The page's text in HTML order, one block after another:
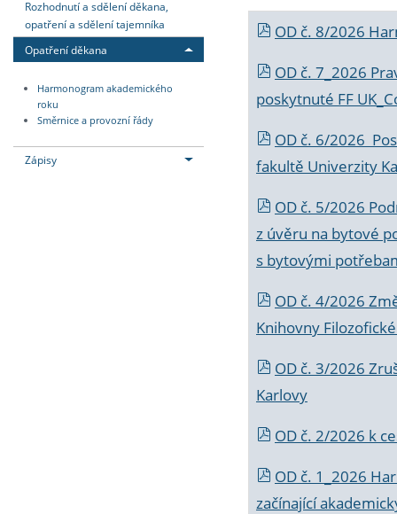
Rozhodnutí a sdělení děkana,
opatření a sdělení tajemníka
Opatření děkana
Harmonogram akademického
roku
Směrnice a provozní řády
Zápisy
OD č. 8/2026
OD č. 7_2026
poskytnuté FF
OD č. 6/2026
fakultě Univerzity
OD č. 5/2026
z úvěru na bytové
s bytovými
OD č. 4/2026
Knihovny
OD č. 3/2026
Karlovy
OD č. 2/2026 k
OD č. 1_2026
začínající